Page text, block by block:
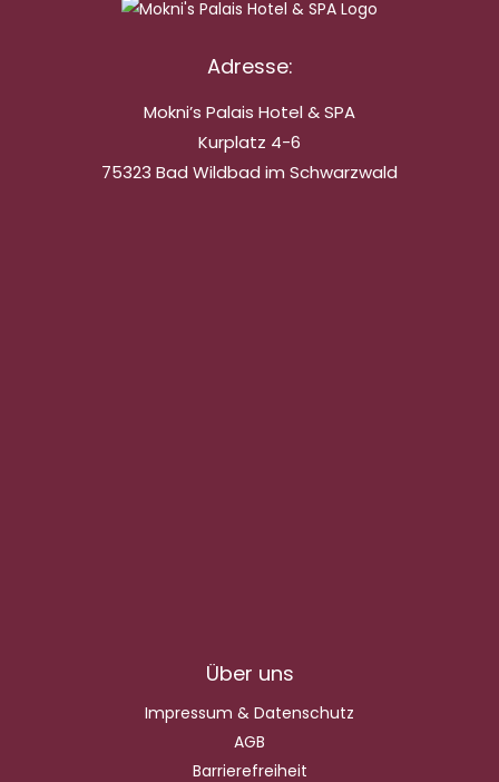
Adresse:
Mokni’s Palais Hotel & SPA
Kurplatz 4-6
75323 Bad Wildbad im Schwarzwald
Über uns
Impressum & Datenschutz
AGB
Barrierefreiheit